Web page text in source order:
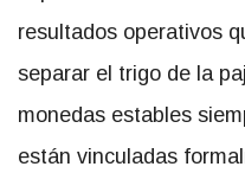
resultados operativos
separar el trigo de la
monedas estables
están vinculadas